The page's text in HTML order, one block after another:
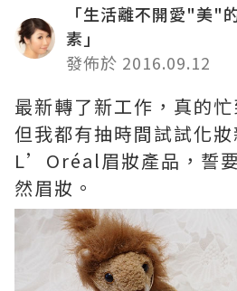
「生活離不開愛"美"
素」
發佈於 2016.09.12
最新轉了新工作，真的忙
但我都有抽時間試試化
L’Oréal眉妝產品，誓
然眉妝。